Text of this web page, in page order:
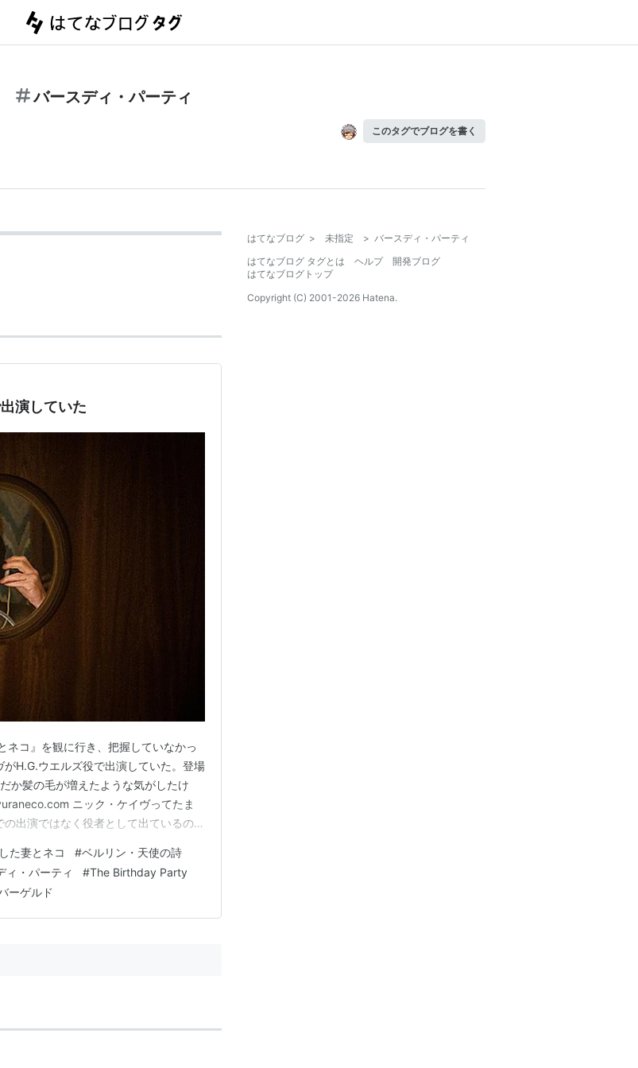
バースディ・パーティ
このタグでブログを書く
演していた
ネコ』を観に行き、把握していなかっ
H.G.ウエルズ役で出演していた。登場
か髪の毛が増えたような気がしたけ
ニック・ケイヴってたま
出演ではなく役者として出ているのを
かった。 www.youtube.com 実はこ
た妻とネコ #ベルリン・天使の詩
ィ・パーティ #The Birthday Party
ーゲルド
はてなブログ > 未指定 > バースディ・パーティ
はてなブログ タグとは
ヘルプ
開発ブログ
はてなブログトップ
Copyright (C) 2001-2026 Hatena.